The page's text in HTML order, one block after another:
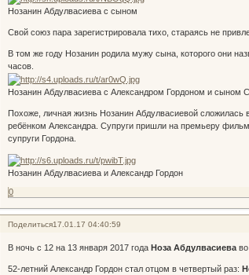
Нозанин Абдулвасиева с сыном
Свой союз пара зарегистрировала тихо, стараясь не
В том же году Нозанин родила мужу сына, которого они
часов.
Нозанин Абдулвасиева с Александром Гордоном и сыном
Похоже, личная жизнь Нозанин Абдулвасиевой сложилась
ребёнком Александра. Супруги пришли на премьеру
супруги Гордона.
Нозанин Абдулвасиева и Александр Гордон
0
Поделиться17.01.17 04:40:59
В ночь с 12 на 13 января 2017 года Ноза Абдулвасиеваво
52-летний Александр Гордон стал отцом в четвертый раз: